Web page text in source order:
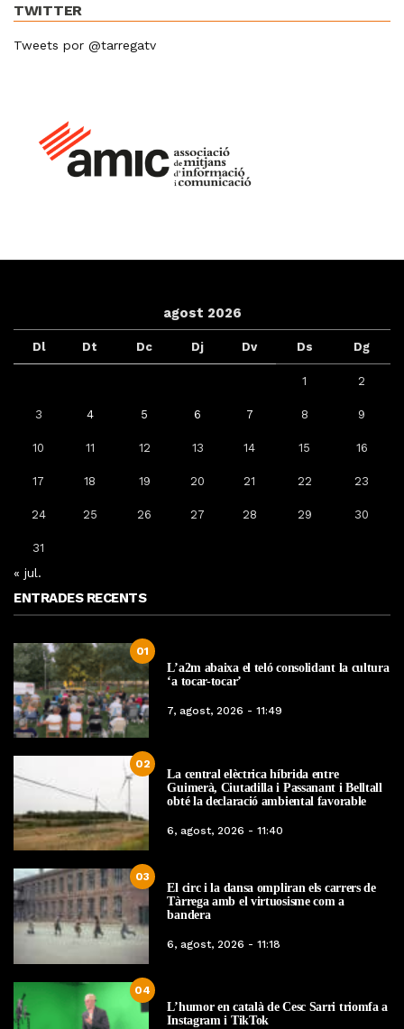
TWITTER
Tweets por @tarregatv
agost 2026
Dl Dt Dc Dj Dv Ds Dg
1 2
3 4 5 6 7 8 9
10 11 12 13 14 15 16
17 18 19 20 21 22 23
24 25 26 27 28 29 30
31
« jul.
ENTRADES RECENTS
01
L’a2m abaixa el teló consolidant la cultura
‘a tocar-tocar’
7, agost, 2026 - 11:49
02
La central elèctrica híbrida entre
Guimerà, Ciutadilla i Passanant i Belltall
obté la declaració ambiental favorable
6, agost, 2026 - 11:40
03
El circ i la dansa ompliran els carrers de
Tàrrega amb el virtuosisme com a
bandera
6, agost, 2026 - 11:18
04
L’humor en català de Cesc Sarri triomfa a
Instagram i TikTok